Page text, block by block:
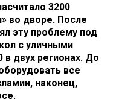
3200
во дворе. После
эту проблему под
с уличными
двух регионах. До
все
наконец,